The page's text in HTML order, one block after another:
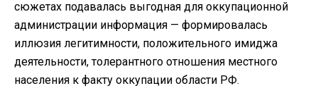
сюжетах подавалась выгодная для оккупационной
администрации информация — формировалась
иллюзия легитимности, положительного имиджа
деятельности, толерантного отношения местного
населения к факту оккупации области РФ.